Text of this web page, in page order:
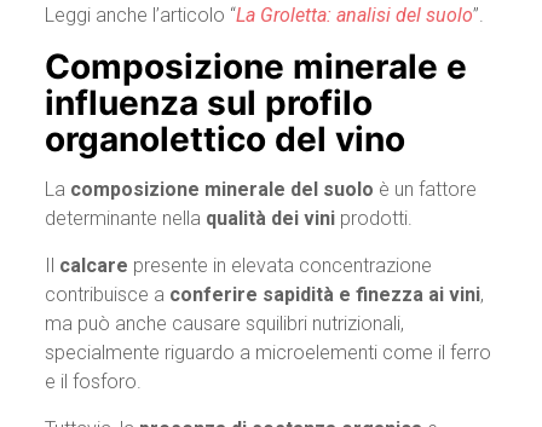
Leggi anche l’articolo “La Groletta: analisi del suolo”.
Composizione minerale e
influenza sul profilo
organolettico del vino
La composizione minerale del suolo è un fattore
determinante nella qualità dei viniprodotti.
Il calcare presente in elevata concentrazione
contribuisce a conferire sapidità e finezza ai vini,
ma può anche causare squilibri nutrizionali,
specialmente riguardo a microelementi come il ferro
e il fosforo.